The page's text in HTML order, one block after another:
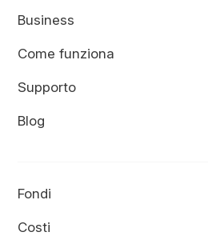
Business
Come funziona
Supporto
Blog
Fondi
Costi